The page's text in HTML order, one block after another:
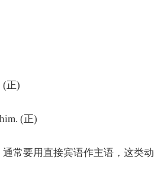
(正)
(正)
要用直接宾语作主语，这类动